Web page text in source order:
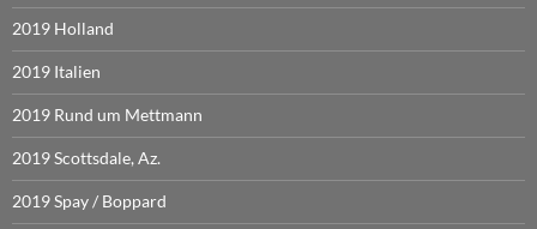
2019 Holland
2019 Italien
2019 Rund um Mettmann
2019 Scottsdale, Az.
2019 Spay / Boppard